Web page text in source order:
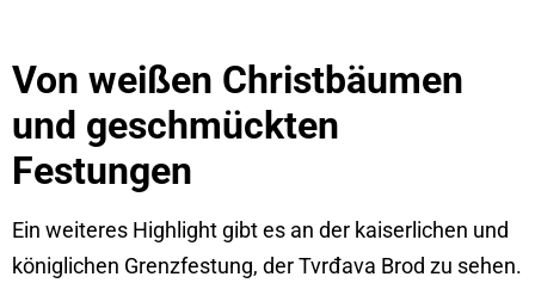
Von weißen Christbäumen
und geschmückten
Festungen
Ein weiteres Highlight gibt es an der kaiserlichen und
königlichen Grenzfestung, der Tvrđava Brod zu sehen.